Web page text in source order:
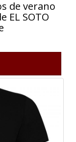
de verano
EL SOTO